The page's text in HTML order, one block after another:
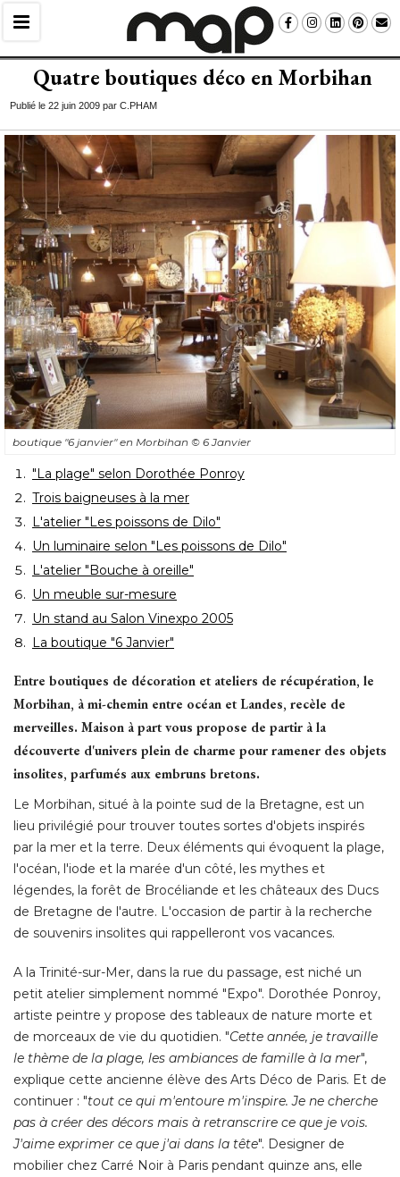
Quatre boutiques déco en Morbihan
Publié le 22 juin 2009 par C.PHAM
boutique "6 janvier" en Morbihan © 6 Janvier
"La plage" selon Dorothée Ponroy
Trois baigneuses à la mer
L'atelier "Les poissons de Dilo"
Un luminaire selon "Les poissons de Dilo"
L'atelier "Bouche à oreille"
Un meuble sur-mesure
Un stand au Salon Vinexpo 2005
La boutique "6 Janvier"
Entre boutiques de décoration et ateliers de récupération, le
Morbihan, à mi-chemin entre océan et Landes, recèle de
merveilles. Maison à part vous propose de partir à la
découverte d'univers plein de charme pour ramener des objets
insolites, parfumés aux embruns bretons.
Le Morbihan, situé à la pointe sud de la Bretagne, est un
lieu privilégié pour trouver toutes sortes d'objets inspirés
par la mer et la terre. Deux éléments qui évoquent la plage,
l'océan, l'iode et la marée d'un côté, les mythes et
légendes, la forêt de Brocéliande et les châteaux des Ducs
de Bretagne de l'autre. L'occasion de partir à la recherche
de souvenirs insolites qui rappelleront vos vacances.
A la Trinité-sur-Mer, dans la rue du passage, est niché un
petit atelier simplement nommé "Expo". Dorothée Ponroy,
artiste peintre y propose des tableaux de nature morte et
de morceaux de vie du quotidien. "Cette année, je travaille
le thème de la plage, les ambiances de famille à la mer",
explique cette ancienne élève des Arts Déco de Paris. Et de
continuer : "tout ce qui m'entoure m'inspire. Je ne cherche
pas à créer des décors mais à retranscrire ce que je vois.
J'aime exprimer ce que j'ai dans la tête". Designer de
mobilier chez Carré Noir à Paris pendant quinze ans, elle